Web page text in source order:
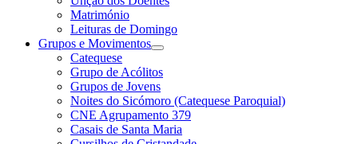
Matrimónio
Leituras de Domingo
Grupos e Movimentos
Show
menu
Catequese
Grupo de Acólitos
Grupos de Jovens
Noites do Sicómoro (Catequese Paroquial)
CNE Agrupamento 379
Casais de Santa Maria